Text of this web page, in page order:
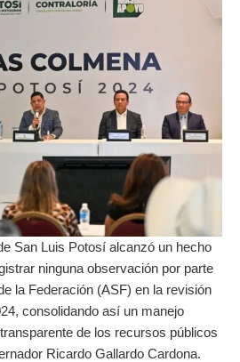
San Luis Potosí alcanzó un hecho
ninguna observación por parte
la Federación (ASF) en la revisión
consolidando así un manejo
de los recursos públicos
Ricardo Gallardo Cardona.